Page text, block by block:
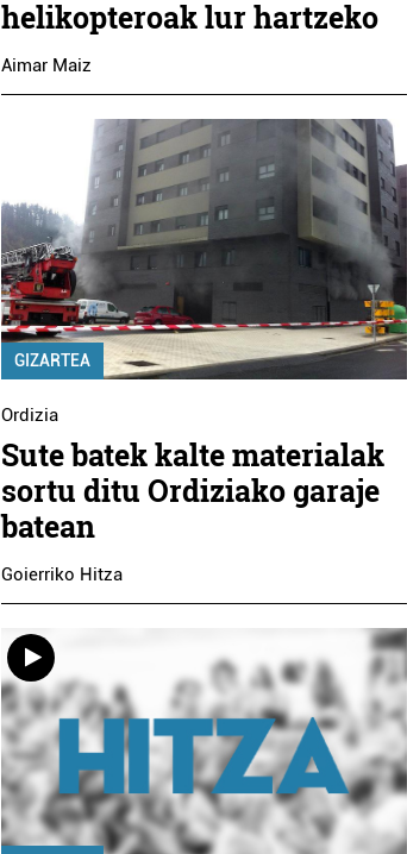
helikopteroak lur hartzeko
Aimar Maiz
GIZARTEA
Ordizia
Sute batek kalte materialak
sortu ditu Ordiziako garaje
batean
Goierriko Hitza